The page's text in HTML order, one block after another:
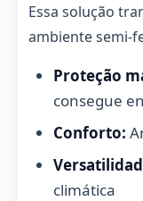
Essa solução
ambiente semi-
Proteção
consegue
Conforto:
climática